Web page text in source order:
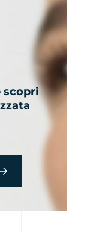
scopri